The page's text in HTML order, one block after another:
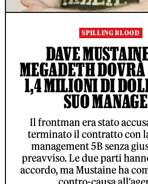
SPILLING BLOOD
DAVE
MEGADETH
1,4 MILIONI DI
SUO
Il frontman era stato
terminato il contratto con
management 5B senza
preavviso. Le due parti
accordo, ma Mustaine ha